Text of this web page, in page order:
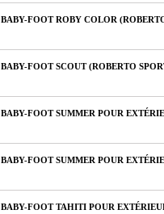
BABY-FOOT ROBY COLOR
BABY-FOOT SCOUT (ROBERTO
BABY-FOOT SUMMER POUR
BABY-FOOT SUMMER POUR
BABY-FOOT TAHITI POUR